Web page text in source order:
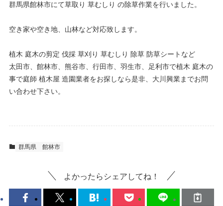
群馬県館林市にて草取り 草むしり の除草作業を行いました。
空き家や空き地、山林など対応致します。
植木 庭木の剪定 伐採 草刈り 草むしり 除草 防草シートなど
太田市、館林市、熊谷市、行田市、羽生市、足利市で植木 庭木の
事で庭師 植木屋 造園業者をお探しなら是非、大川興業までお問
い合わせ下さい。
群馬県 館林市
よかったらシェアしてね！